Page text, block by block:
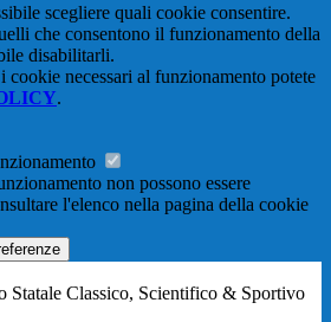
scegliere quali cookie consentire.
che consentono il funzionamento della
disabilitarli.
cookie necessari al funzionamento potete
.
non possono essere
l'elenco nella pagina della cookie
Statale Classico, Scientifico & Sportivo